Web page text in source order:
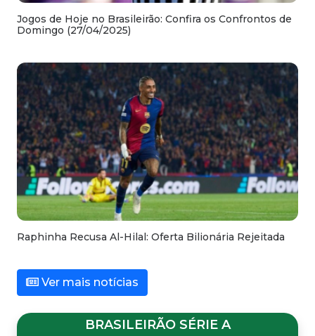
Jogos de Hoje no Brasileirão: Confira os Confrontos de
Domingo (27/04/2025)
Raphinha Recusa Al-Hilal: Oferta Bilionária Rejeitada
Ver mais notícias
BRASILEIRÃO SÉRIE A